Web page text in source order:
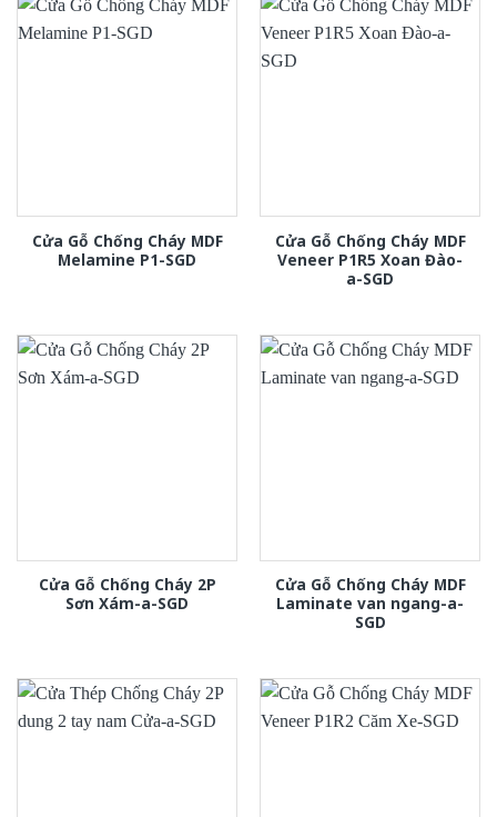
Cửa Gỗ Chống Cháy MDF
Melamine P1-SGD
Cửa Gỗ Chống Cháy MDF
Veneer P1R5 Xoan Đào-
a-SGD
Cửa Gỗ Chống Cháy 2P
Sơn Xám-a-SGD
Cửa Gỗ Chống Cháy MDF
Laminate van ngang-a-
SGD